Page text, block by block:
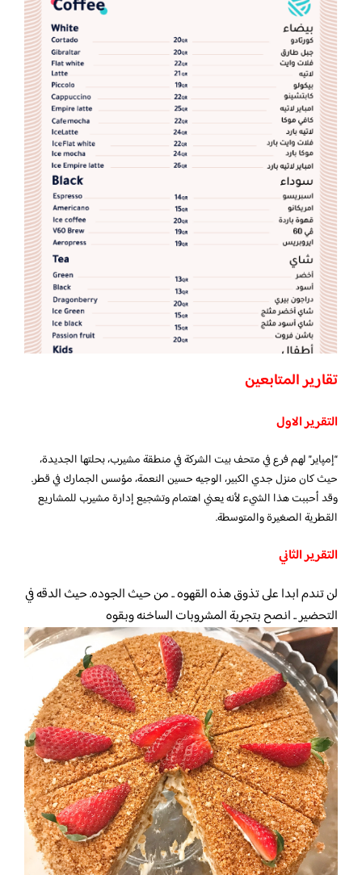
تقارير المتابعين
التقرير الاول
“إمپاير” لهم فرع في متحف بيت الشركة في منطقة مشيرب، بحلتها الجديدة،
حيث كان منزل جدي الكبير، الوجيه حسين النعمة، مؤسس الجمارك في قطر.
وقد أحببت هذا الشيء لأنه يعني اهتمام وتشجيع إدارة مشيرب للمشاريع
القطرية الصغيرة والمتوسطة.
التقرير الثاني
لن تندم ابدا على تذوق هذه القهوه .. من حيث الجوده. حيث الدقه في
التحضير .. انصح بتجربة المشروبات الساخنه وبقوه